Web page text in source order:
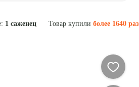
1 саженец Товар купили более 1640 раз